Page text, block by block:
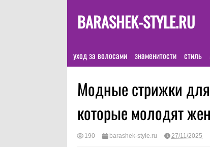
BARASHEK-STYLE.RU
уход за волосами знаменитости стиль
Модные стрижки
которые молодят
190 barashek-style.ru 27/11/2025